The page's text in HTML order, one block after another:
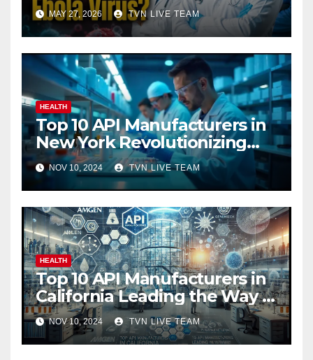
MAY 27, 2026 TVN LIVE TEAM
HEALTH
Top 10 API Manufacturers in
New York Revolutionizing
Pharmaceuticals
NOV 10, 2024 TVN LIVE TEAM
HEALTH
Top 10 API Manufacturers in
California Leading the Way in
Pharma Innovation
NOV 10, 2024 TVN LIVE TEAM